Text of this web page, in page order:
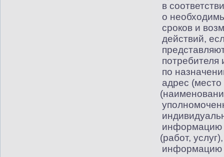
в
о
сроков и
действий,
потребителя
по
адрес (
(
информацию
(работ,
информацию